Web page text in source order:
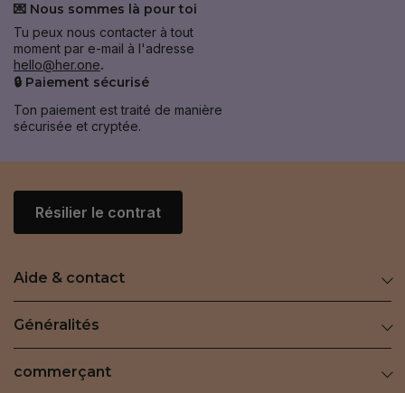
💌 Nous sommes là pour toi
Tu peux nous contacter à tout
moment par e-mail à l'adresse
hello@her.one.
🔒 Paiement sécurisé
Ton paiement est traité de manière
sécurisée et cryptée.
Résilier le contrat
Aide & contact
Généralités
commerçant